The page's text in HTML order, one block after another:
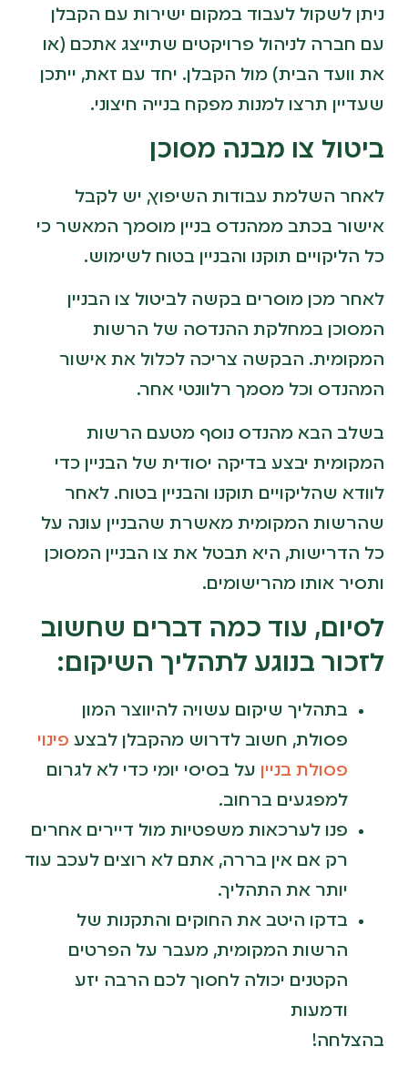
ניתן לשקול לעבוד במקום ישירות עם הקבלן
עם חברה לניהול פרויקטים שתייצג אתכם (או
את וועד הבית) מול הקבלן. יחד עם זאת, ייתכן
שעדיין תרצו למנות מפקח בנייה חיצוני.
ביטול צו מבנה מסוכן
לאחר השלמת עבודות השיפוץ, יש לקבל
אישור בכתב ממהנדס בניין מוסמך המאשר כי
כל הליקויים תוקנו והבניין בטוח לשימוש.
לאחר מכן מוסרים בקשה לביטול צו הבניין
המסוכן במחלקת ההנדסה של הרשות
המקומית. הבקשה צריכה לכלול את אישור
המהנדס וכל מסמך רלוונטי אחר.
בשלב הבא מהנדס נוסף מטעם הרשות
המקומית יבצע בדיקה יסודית של הבניין כדי
לוודא שהליקויים תוקנו והבניין בטוח. לאחר
שהרשות המקומית מאשרת שהבניין עונה על
כל הדרישות, היא תבטל את צו הבניין המסוכן
ותסיר אותו מהרישומים.
לסיום, עוד כמה דברים שחשוב
לזכור בנוגע לתהליך השיקום:
בתהליך שיקום עשויה להיווצר המון
פסולת, חשוב לדרוש מהקבלן לבצע פינוי
פסולת בניין על בסיסי יומי כדי לא לגרום
למפגעים ברחוב.
פנו לערכאות משפטיות מול דיירים אחרים
רק אם אין בררה, אתם לא רוצים לעכב עוד
יותר את התהליך.
בדקו היטב את החוקים והתקנות של
הרשות המקומית, מעבר על הפרטים
הקטנים יכולה לחסוך לכם הרבה יזע
ודמעות
בהצלחה!